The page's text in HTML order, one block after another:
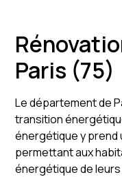
Paris (75)
Le département de
transition
énergétique y
permettant aux
énergétique de